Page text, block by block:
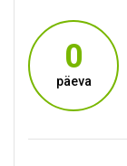
0
päeva